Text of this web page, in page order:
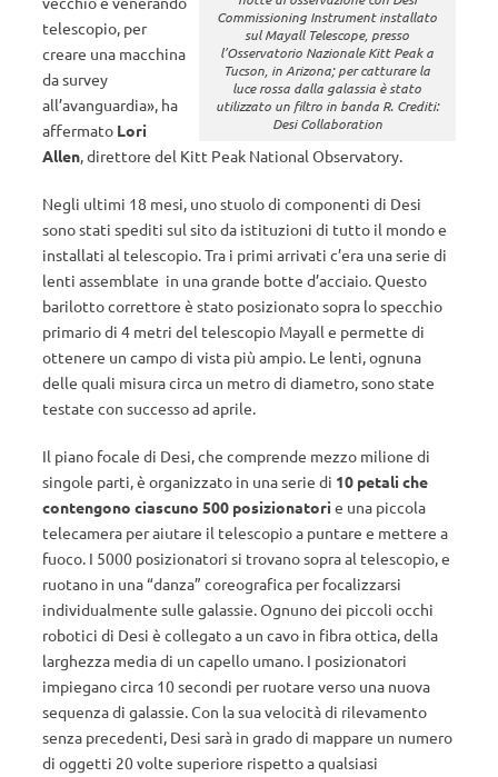
Commissioning Instrument installato
sul Mayall Telescope, presso
l’Osservatorio Nazionale Kitt Peak a
Tucson, in Arizona; per catturare la
luce rossa dalla galassia è stato
utilizzato un filtro in banda R. Crediti:
Desi Collaboration
telescopio, per
creare una macchina
da survey
all’avanguardia», ha
affermato Lori
Allen, direttore del Kitt Peak National Observatory.
Negli ultimi 18 mesi, uno stuolo di componenti di Desi
sono stati spediti sul sito da istituzioni di tutto il mondo e
installati al telescopio. Tra i primi arrivati ​​c’era una serie di
lenti assemblate in una grande botte d’acciaio. Questo
barilotto correttore è stato posizionato sopra lo specchio
primario di 4 metri del telescopio Mayall e permette di
ottenere un campo di vista più ampio. Le lenti, ognuna
delle quali misura circa un metro di diametro, sono state
testate con successo ad aprile.
Il piano focale di Desi, che comprende mezzo milione di
singole parti, è organizzato in una serie di 10 petali che
contengono ciascuno 500 posizionatori e una piccola
telecamera per aiutare il telescopio a puntare e mettere a
fuoco. I 5000 posizionatori si trovano sopra al telescopio, e
ruotano in una “danza” coreografica per focalizzarsi
individualmente sulle galassie. Ognuno dei piccoli occhi
robotici di Desi è collegato a un cavo in fibra ottica, della
larghezza media di un capello umano. I posizionatori
impiegano circa 10 secondi per ruotare verso una nuova
sequenza di galassie. Con la sua velocità di rilevamento
senza precedenti, Desi sarà in grado di mappare un numero
di oggetti 20 volte superiore rispetto a qualsiasi